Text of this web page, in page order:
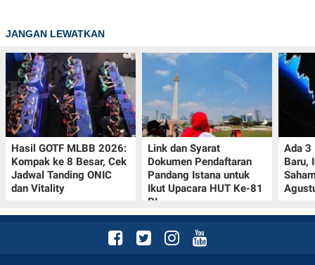
JANGAN LEWATKAN
Hasil GOTF MLBB 2026:
Kompak ke 8 Besar, Cek
Jadwal Tanding ONIC
dan Vitality
Link dan Syarat
Dokumen Pendaftaran
Pandang Istana untuk
Ikut Upacara HUT Ke-81
RI
Ada 3
Baru,